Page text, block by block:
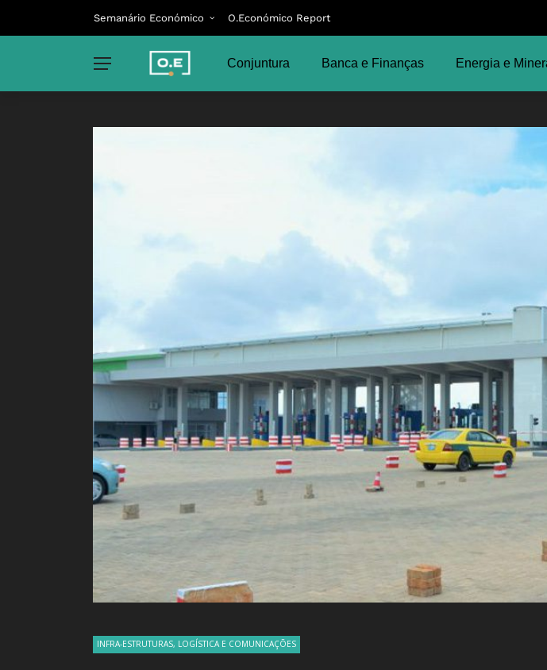
Semanário Económico O.Económico Report
Conjuntura Banca e Finanças Energia e
INFRA-ESTRUTURAS, LOGÍSTICA E COMUNICAÇÕES